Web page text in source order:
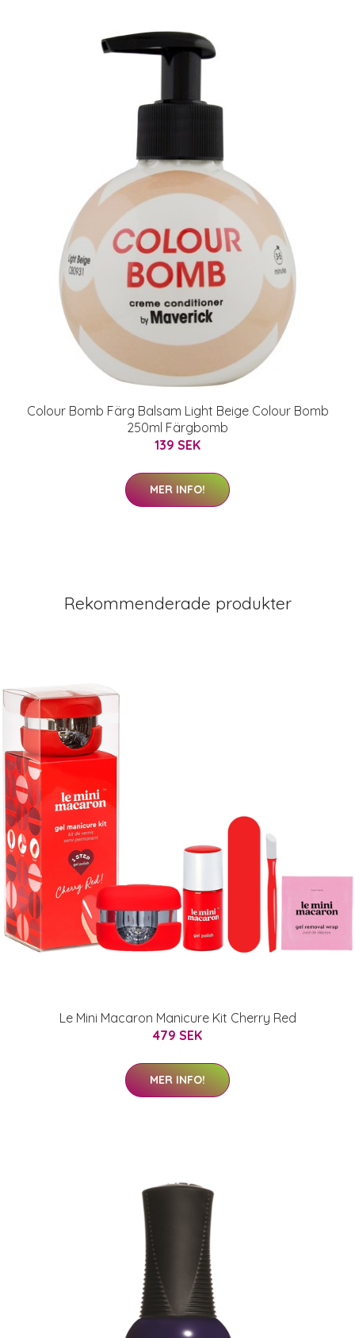
Colour Bomb Färg Balsam Light Beige Colour Bomb
250ml Färgbomb
139 SEK
MER INFO!
Rekommenderade produkter
Le Mini Macaron Manicure Kit Cherry Red
479 SEK
MER INFO!